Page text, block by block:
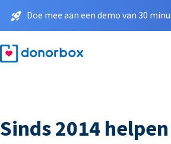
Doe mee aan een demo van 30
Sinds 2014